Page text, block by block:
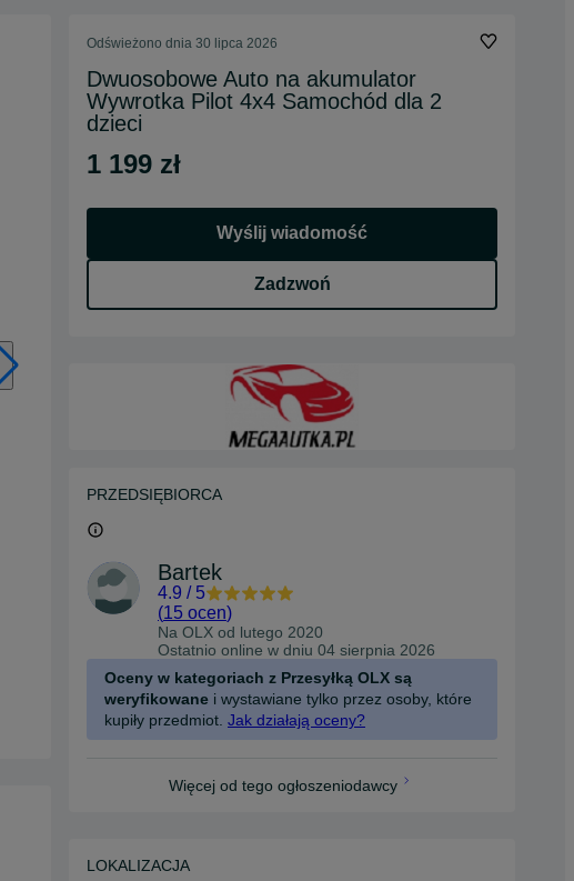
Odświeżono dnia 30 lipca 2026
Dwuosobowe Auto na akumulator
Wywrotka Pilot 4x4 Samochód dla 2
dzieci
1 199 zł
Wyślij wiadomość
Zadzwoń
PRZEDSIĘBIORCA
Bartek
4.9 / 5
(15 ocen)
Na OLX od lutego 2020
Ostatnio online w dniu 04 sierpnia 2026
Oceny w kategoriach z Przesyłką OLX są
weryfikowane i wystawiane tylko przez osoby, które
kupiły przedmiot. Jak działają oceny?
Więcej od tego ogłoszeniodawcy
LOKALIZACJA